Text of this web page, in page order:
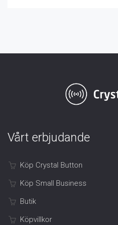
Vårt erbjudande
Köp Crystal Button
Köp Small Business
Butik
Köpvillkor